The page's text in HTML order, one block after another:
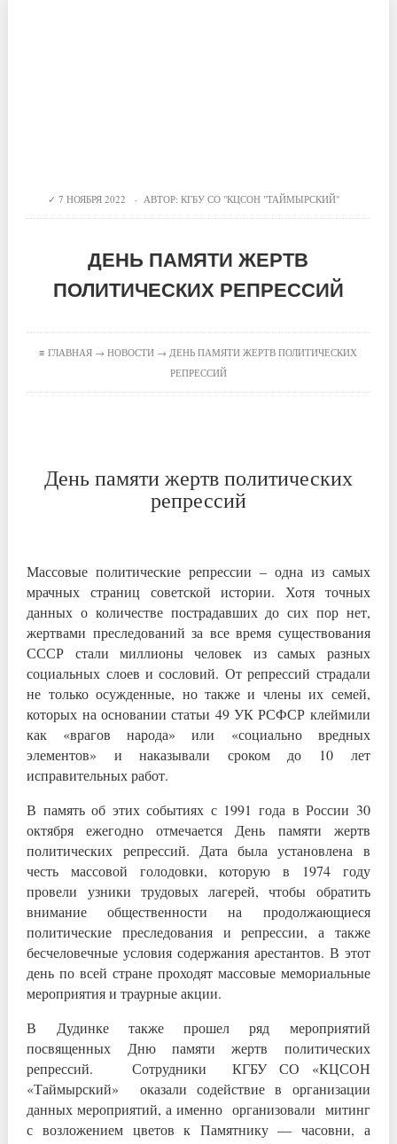
7 НОЯБРЯ 2022 · АВТОР: КГБУ СО "КЦСОН "ТАЙМЫРСКИЙ"
ДЕНЬ ПАМЯТИ ЖЕРТВ
ПОЛИТИЧЕСКИХ РЕПРЕССИЙ
≡ГЛАВНАЯ →НОВОСТИ → ДЕНЬ ПАМЯТИ ЖЕРТВ ПОЛИТИЧЕСКИХ
РЕПРЕССИЙ
День памяти жертв политических
репрессий
Массовые политические репрессии – одна из самых
мрачных страниц советской истории. Хотя точных
данных о количестве пострадавших до сих пор нет,
жертвами преследований за все время существования
СССР стали миллионы человек из самых разных
социальных слоев и сословий. От репрессий страдали
не только осужденные, но также и члены их семей,
которых на основании статьи 49 УК РСФСР клеймили
как «врагов народа» или «социально вредных
элементов» и наказывали сроком до 10 лет
исправительных работ.
В память об этих событиях с 1991 года в России 30
октября ежегодно отмечается День памяти жертв
политических репрессий. Дата была установлена в
честь массовой голодовки, которую в 1974 году
провели узники трудовых лагерей, чтобы обратить
внимание общественности на продолжающиеся
политические преследования и репрессии, а также
бесчеловечные условия содержания арестантов. В этот
день по всей стране проходят массовые мемориальные
мероприятия и траурные акции.
В Дудинке также прошел ряд мероприятий
посвященных Дню памяти жертв политических
репрессий. Сотрудники КГБУ СО «КЦСОН
«Таймырский» оказали содействие в организации
данных мероприятий, а именно организовали митинг
с возложением цветов к Памятнику — часовни, а